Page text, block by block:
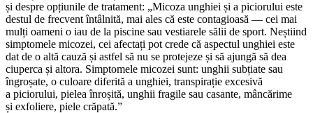
și despre opțiunile de tratament: „Micoza unghiei și a piciorului este
destul de frecvent întâlnită, mai ales că este contagioasă — cei mai
mulți oameni o iau de la piscine sau vestiarele sălii de sport. Neștiind
simptomele micozei, cei afectați pot crede că aspectul unghiei este
dat de o altă cauză și astfel să nu se protejeze și să ajungă să dea
ciuperca și altora. Simptomele micozei sunt: unghii subțiate sau
îngroșate, o culoare diferită a unghiei, transpirație excesivă
a piciorului, pielea înroșită, unghii fragile sau casante, mâncărime
și exfoliere, piele crăpată.”